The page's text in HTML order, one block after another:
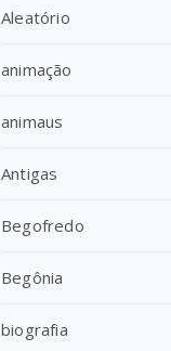
Aleatório
animação
animaus
Antigas
Begofredo
Begônia
biografia